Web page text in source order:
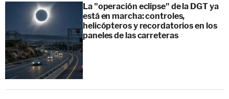
La "operación eclipse" de la DGT ya
está en marcha: controles,
helicópteros y recordatorios en los
paneles de las carreteras